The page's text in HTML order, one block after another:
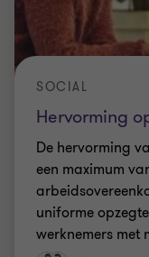
Hervorming
SOCIAL
De hervorming
een maximum
uniforme
werknemers met